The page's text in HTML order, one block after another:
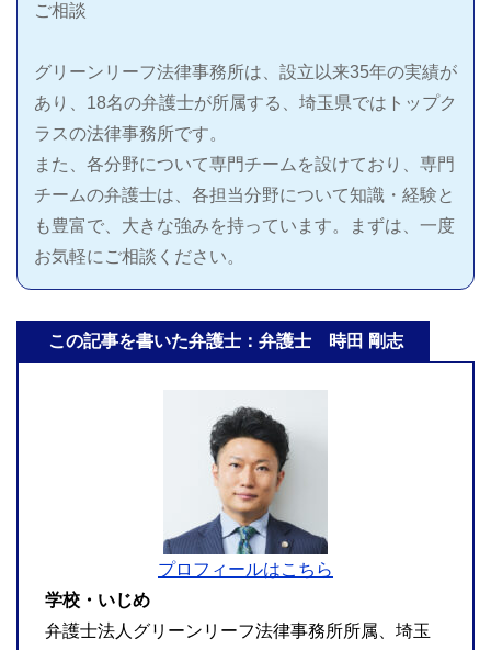
ご相談
グリーンリーフ法律事務所は、設立以来35年の実績が
あり、18名の弁護士が所属する、埼玉県ではトップク
ラスの法律事務所です。
また、各分野について専門チームを設けており、専門
チームの弁護士は、各担当分野について知識・経験と
も豊富で、大きな強みを持っています。まずは、一度
お気軽にご相談ください。
この記事を書いた弁護士：弁護士 時田 剛志
プロフィールはこちら
学校・いじめ
弁護士法人グリーンリーフ法律事務所所属、埼玉